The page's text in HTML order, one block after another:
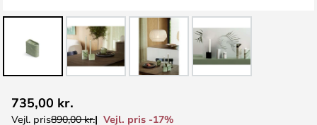
til735,00 kr.
Vejl. pris890,00 kr.
Vejl. pris -17%